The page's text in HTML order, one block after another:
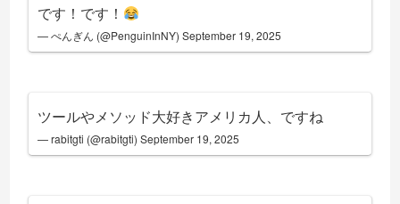
です！です！
— ぺんぎん (@PenguinInNY)September 19, 2025
ツールやメソッド大好きアメリカ人、ですね
— rabitgti (@rabitgti)September 19, 2025